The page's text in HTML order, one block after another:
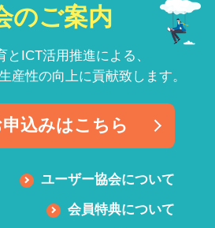
のご案内
とICT活用推進による、
産性の向上に貢献致します。
込みはこちら
ユーザー協会について
会員特典について